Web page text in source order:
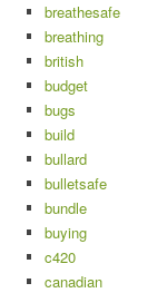
breathesafe
breathing
british
budget
bugs
build
bullard
bulletsafe
bundle
buying
c420
canadian